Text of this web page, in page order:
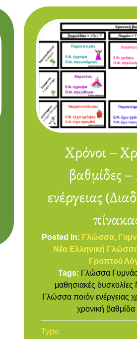
Χρόνοι –
βαθμίδες –
ενέργειας
Posted In: Γλώσσα
Νέα Ελληνική
Γραπτού
Tags: Γλώσσα
μαθησιακές δυσκολίες
Γλώσσα ποιόν ενέργειας
χρονική βαθμίδα
Type: